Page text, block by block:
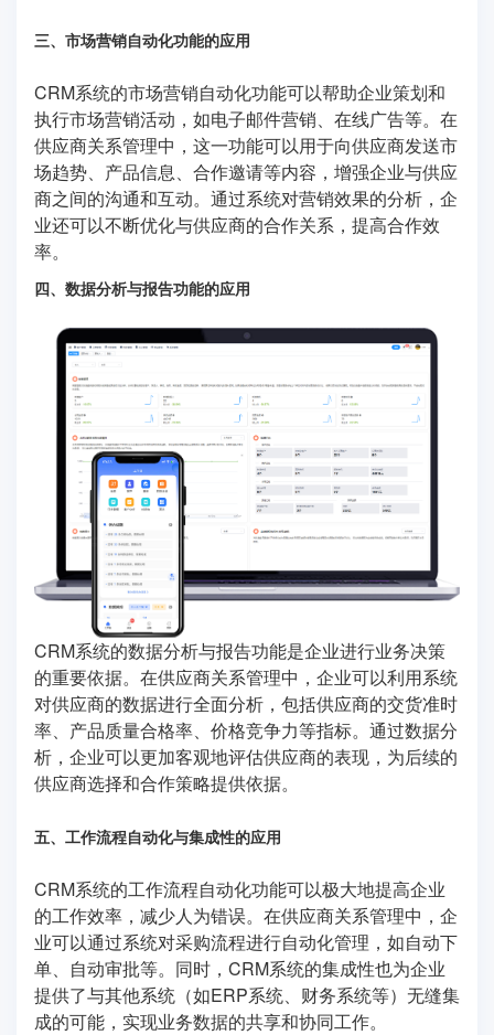
三、市场营销自动化功能的应用
CRM系统的市场营销自动化功能可以帮助企业策划和
执行市场营销活动，如电子邮件营销、在线广告等。在
供应商关系管理中，这一功能可以用于向供应商发送市
场趋势、产品信息、合作邀请等内容，增强企业与供应
商之间的沟通和互动。通过系统对营销效果的分析，企
业还可以不断优化与供应商的合作关系，提高合作效
率。
四、数据分析与报告功能的应用
CRM系统的数据分析与报告功能是企业进行业务决策
的重要依据。在供应商关系管理中，企业可以利用系统
对供应商的数据进行全面分析，包括供应商的交货准时
率、产品质量合格率、价格竞争力等指标。通过数据分
析，企业可以更加客观地评估供应商的表现，为后续的
供应商选择和合作策略提供依据。
五、工作流程自动化与集成性的应用
CRM系统的工作流程自动化功能可以极大地提高企业
的工作效率，减少人为错误。在供应商关系管理中，企
业可以通过系统对采购流程进行自动化管理，如自动下
单、自动审批等。同时，CRM系统的集成性也为企业
提供了与其他系统（如ERP系统、财务系统等）无缝集
成的可能，实现业务数据的共享和协同工作。